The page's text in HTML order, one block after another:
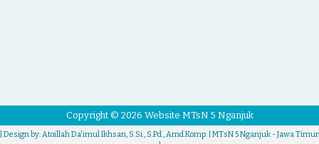
Copyright © 2026 Website MTsN 5 Nganjuk
| Design by:Atoillah Da'imul Ikhsan, S.Si., S.Pd., Amd.Komp. | MTsN 5 Nganjuk - Jawa Timur